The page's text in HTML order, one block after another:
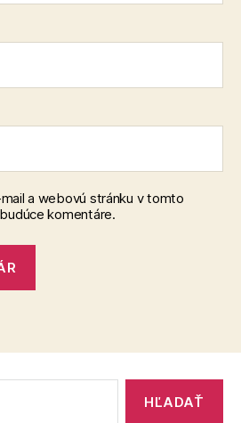
a webovú stránku v tomto
komentáre.